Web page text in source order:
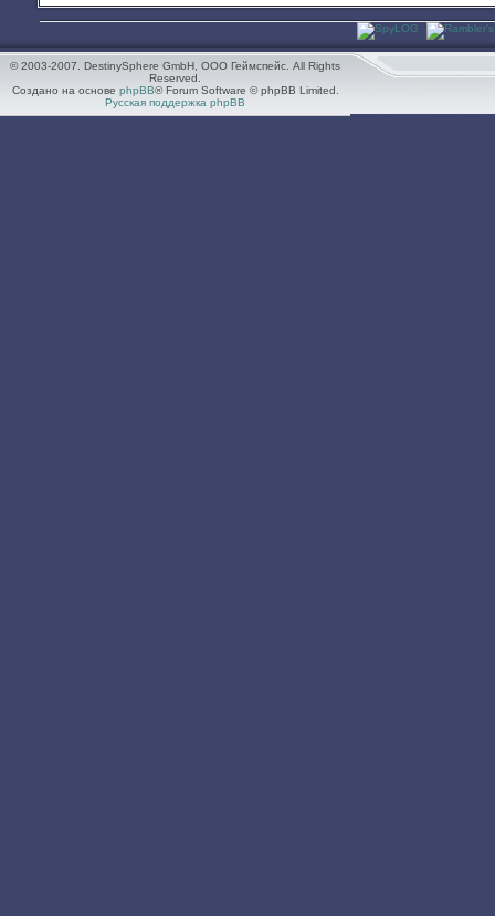
© 2003-2007. DestinySphere GmbH, ООО Геймспейс. All Rights
Reserved.
Создано на основе phpBB® Forum Software © phpBB Limited.
Русская поддержка phpBB